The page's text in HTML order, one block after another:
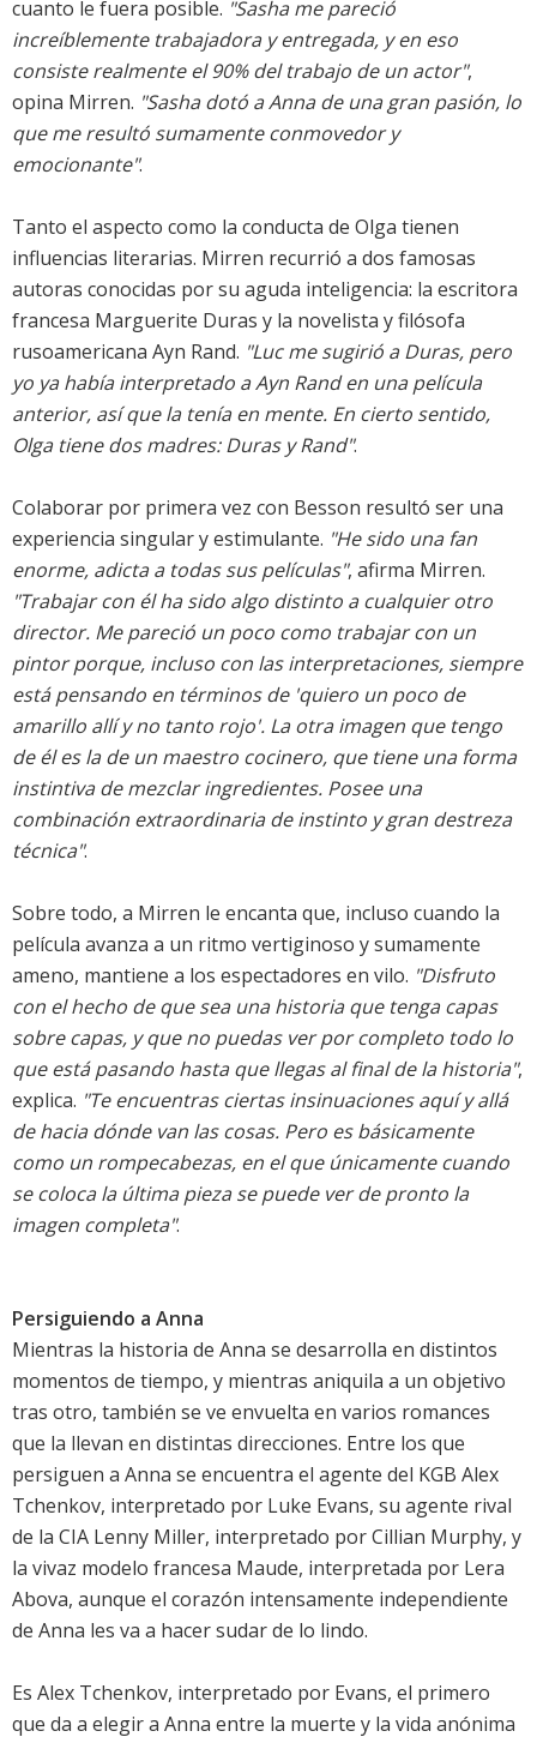
cuanto le fuera posible. "Sasha me pareció
increíblemente trabajadora y entregada, y en eso
consiste realmente el 90% del trabajo de un actor",
opina Mirren. "Sasha dotó a Anna de una gran pasión, lo
que me resultó sumamente conmovedor y
emocionante".
Tanto el aspecto como la conducta de Olga tienen
influencias literarias. Mirren recurrió a dos famosas
autoras conocidas por su aguda inteligencia: la escritora
francesa Marguerite Duras y la novelista y filósofa
rusoamericana Ayn Rand. "Luc me sugirió a Duras, pero
yo ya había interpretado a Ayn Rand en una película
anterior, así que la tenía en mente. En cierto sentido,
Olga tiene dos madres: Duras y Rand".
Colaborar por primera vez con Besson resultó ser una
experiencia singular y estimulante. "He sido una fan
enorme, adicta a todas sus películas", afirma Mirren.
"Trabajar con él ha sido algo distinto a cualquier otro
director. Me pareció un poco como trabajar con un
pintor porque, incluso con las interpretaciones, siempre
está pensando en términos de 'quiero un poco de
amarillo allí y no tanto rojo'. La otra imagen que tengo
de él es la de un maestro cocinero, que tiene una forma
instintiva de mezclar ingredientes. Posee una
combinación extraordinaria de instinto y gran destreza
técnica".
Sobre todo, a Mirren le encanta que, incluso cuando la
película avanza a un ritmo vertiginoso y sumamente
ameno, mantiene a los espectadores en vilo. "Disfruto
con el hecho de que sea una historia que tenga capas
sobre capas, y que no puedas ver por completo todo lo
que está pasando hasta que llegas al final de la historia",
explica. "Te encuentras ciertas insinuaciones aquí y allá
de hacia dónde van las cosas. Pero es básicamente
como un rompecabezas, en el que únicamente cuando
se coloca la última pieza se puede ver de pronto la
imagen completa".
Persiguiendo a Anna
Mientras la historia de Anna se desarrolla en distintos
momentos de tiempo, y mientras aniquila a un objetivo
tras otro, también se ve envuelta en varios romances
que la llevan en distintas direcciones. Entre los que
persiguen a Anna se encuentra el agente del KGB Alex
Tchenkov, interpretado por Luke Evans, su agente rival
de la CIA Lenny Miller, interpretado por Cillian Murphy, y
la vivaz modelo francesa Maude, interpretada por Lera
Abova, aunque el corazón intensamente independiente
de Anna les va a hacer sudar de lo lindo.
Es Alex Tchenkov, interpretado por Evans, el primero
que da a elegir a Anna entre la muerte y la vida anónima